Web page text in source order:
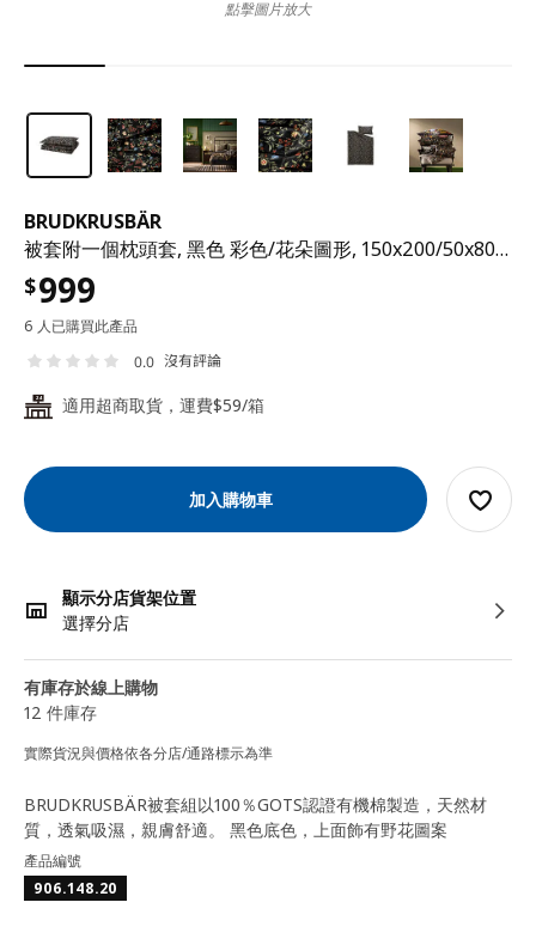
BRUDKRUSBÄR
被套附一個枕頭套, 黑色 彩色/花朵圖形, 150x200/50x80 公分
$999
6 人已購買此產品
0.0 沒有評論
24 適用超商取貨，運費$59/箱
加入購物車
顯示分店貨架位置
選擇分店
有庫存於線上購物
12 件庫存
實際貨況與價格依各分店/通路標示為準
點擊圖片放大
BRUDKRUSBÄR被套組以100％GOTS認證有機棉製造，天然材
質，透氣吸濕，親膚舒適。 黑色底色，上面飾有野花圖案
產品編號
906.148.20